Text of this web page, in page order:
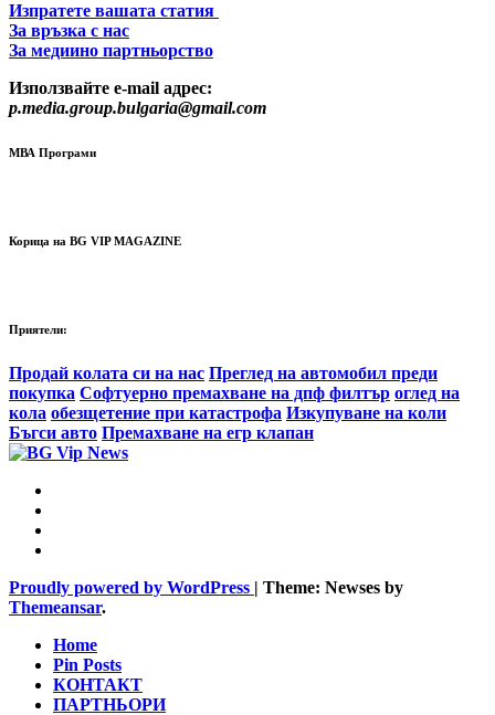
Изпратете вашата статия
За връзка с нас
За медиино партньорство
Използвайте e-mail адрес:
p.media.group.bulgaria@gmail.com
МВА Програми
Корица на BG VIP MAGAZINE
Приятели:
Продай колата си на нас Преглед на автомобил преди
покупка Софтуерно премахване на дпф филтър оглед на
кола обезщетение при катастрофа Изкупуване на коли
Бъгси авто Премахване на егр клапан
Proudly powered by WordPress | Theme: Newses by
Themeansar.
Home
Pin Posts
КОНТАКТ
ПАРТНЬОРИ